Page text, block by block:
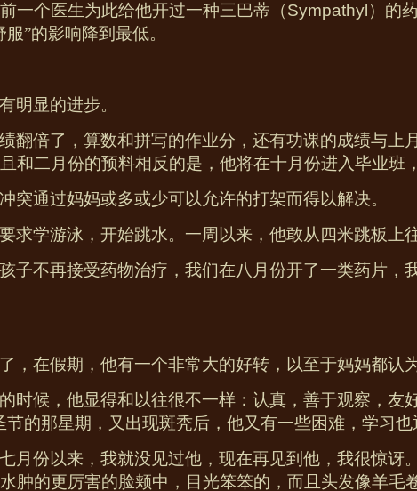
一个医生为此给他开过一种三巴蒂（Sympathyl ）的
”的影响降到最低。
明显的进步。
翻倍了，算数和拼写的作业分，还有功课的成绩与上
和二月份的预料相反的是，他将在十月份进入毕业班
突通过妈妈或多或少可以允许的打架而得以解决。
求学游泳，开始跳水。一周以来，他敢从四米跳板上
子不再接受药物治疗，我们在八月份开了一类药片，
，在假期，他有一个非常大的好转，以至于妈妈都认
时候，他显得和以往很不一样：认真，善于观察，友
节的那星期，又出现斑秃后，他又有一些困难，学习也
月份以来，我就没见过他，现在再见到他，我很惊讶
肿的更厉害的脸颊中，目光笨笨的，而且头发像羊毛